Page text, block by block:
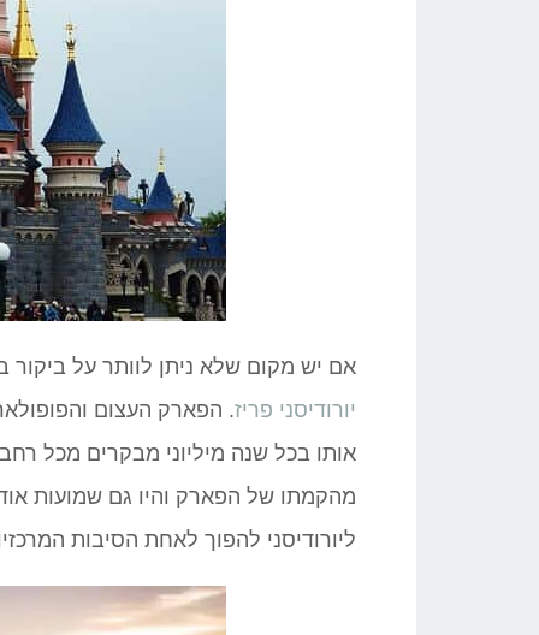
אם יש מקום שלא ניתן לוותר על ביקור
יורודיסני פריז. הפארק העצום
אותו בכל שנה מיליוני מבקרים מכל
מהקמתו של הפארק והיו גם שמועות
ליורודיסני להפוך לאחת הסיבות